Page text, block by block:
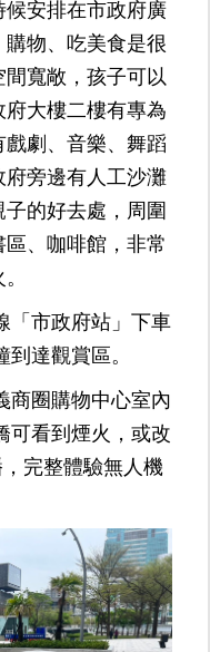
安排在市政府廣
物、吃美食是很
寬敞，孩子可以
大樓二樓有專為
劇、音樂、舞蹈
旁邊有人工沙灘
的好去處，周圍
、咖啡館，非常
「市政府站」下車
達觀賞區。
商圈購物中心室內
可看到煙火，或改
完整體驗無人機